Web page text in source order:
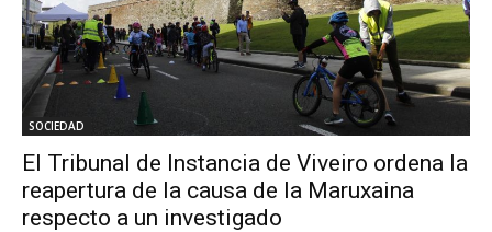
SOCIEDAD
El Tribunal de Instancia de Viveiro ordena la
reapertura de la causa de la Maruxaina
respecto a un investigado